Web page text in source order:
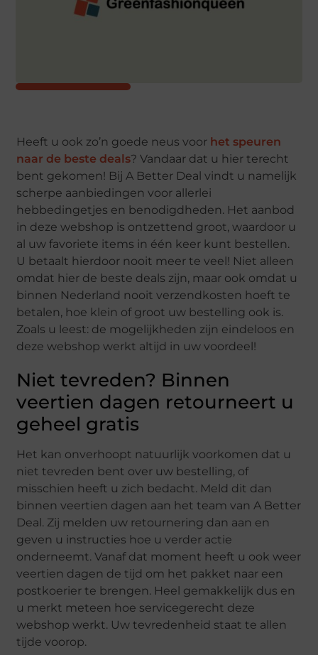
Heeft u ook zo’n goede neus voor het speuren
naar de beste deals? Vandaar dat u hier terecht
bent gekomen! Bij A Better Deal vindt u namelijk
scherpe aanbiedingen voor allerlei
hebbedingetjes en benodigdheden. Het aanbod
in deze webshop is ontzettend groot, waardoor u
al uw favoriete items in één keer kunt bestellen.
U betaalt hierdoor nooit meer te veel! Niet alleen
omdat hier de beste deals zijn, maar ook omdat u
binnen Nederland nooit verzendkosten hoeft te
betalen, hoe klein of groot uw bestelling ook is.
Zoals u leest: de mogelijkheden zijn eindeloos en
deze webshop werkt altijd in uw voordeel!
Niet tevreden? Binnen
veertien dagen retourneert u
geheel gratis
Het kan onverhoopt natuurlijk voorkomen dat u
niet tevreden bent over uw bestelling, of
misschien heeft u zich bedacht. Meld dit dan
binnen veertien dagen aan het team van A Better
Deal. Zij melden uw retournering dan aan en
geven u instructies hoe u verder actie
onderneemt. Vanaf dat moment heeft u ook weer
veertien dagen de tijd om het pakket naar een
postkoerier te brengen. Heel gemakkelijk dus en
u merkt meteen hoe servicegerecht deze
webshop werkt. Uw tevredenheid staat te allen
tijde voorop.